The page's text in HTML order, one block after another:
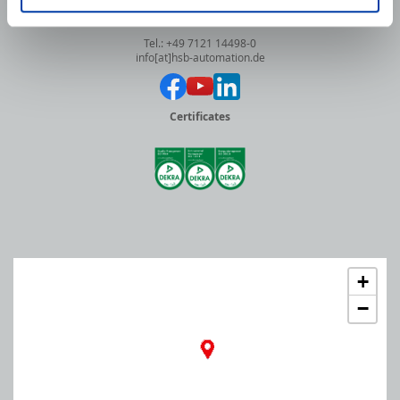
Tel.: +49 7121 14498-0
info[at]hsb-automation.de
Certificates
+
−